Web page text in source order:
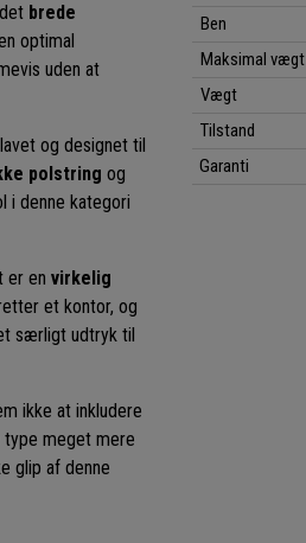
brede
optimal
uden at
og designet til
polstring og
i denne kategori
er en virkelig
et kontor, og
særligt udtryk til
ikke at inkludere
type meget mere
glip af denne
Ben
Maksimal vægt
Vægt
Tilstand
Garanti